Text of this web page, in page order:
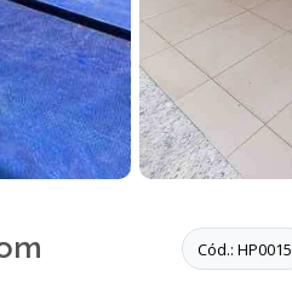
Cód.: HP0015